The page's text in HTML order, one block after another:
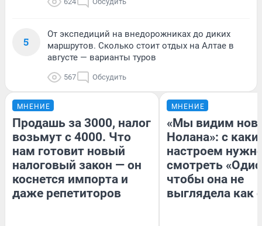
5
От экспедиций на внедорожниках до диких
маршрутов. Сколько стоит отдых на Алтае в
августе — варианты туров
567 Обсудить
МНЕНИЕ
Продашь за 3000, налог
возьмут с 4000. Что
нам готовит новый
налоговый закон — он
коснется импорта и
даже репетиторов
МНЕНИЕ
«Мы видим
Нолана»: с
настроем
смотреть
чтобы она не
выглядела как